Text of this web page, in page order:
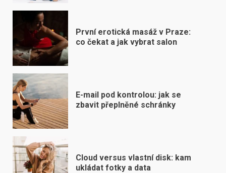
První erotická masáž v Praze:
co čekat a jak vybrat salon
E-mail pod kontrolou: jak se
zbavit přeplněné schránky
Cloud versus vlastní disk: kam
ukládat fotky a data